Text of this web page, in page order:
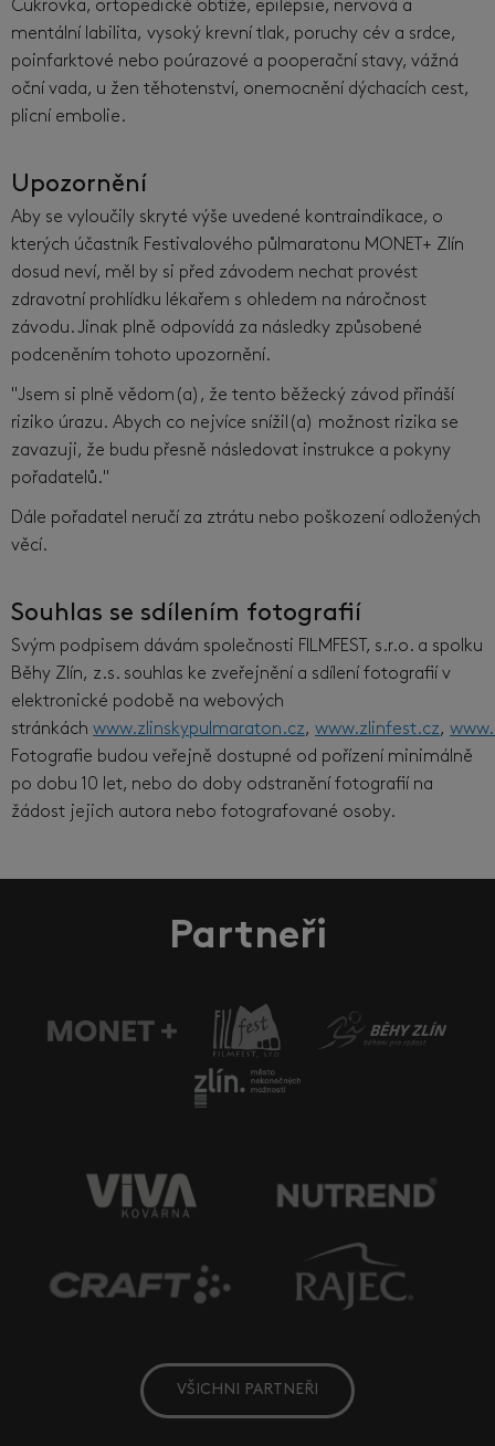
Cukrovka, ortopedické obtíže, epilepsie, nervová a
mentální labilita, vysoký krevní tlak, poruchy cév a srdce,
poinfarktové nebo poúrazové a pooperační stavy, vážná
oční vada, u žen těhotenství, onemocnění dýchacích cest,
plicní embolie.
Upozornění
Aby se vyloučily skryté výše uvedené kontraindikace, o
kterých účastník Festivalového půlmaratonu MONET+ Zlín
dosud neví, měl by si před závodem nechat provést
zdravotní prohlídku lékařem s ohledem na náročnost
závodu. Jinak plně odpovídá za následky způsobené
podceněním tohoto upozornění.
"Jsem si plně vědom(a), že tento běžecký závod přináší
riziko úrazu. Abych co nejvíce snížil(a) možnost rizika se
zavazuji, že budu přesně následovat instrukce a pokyny
pořadatelů."
Dále pořadatel neručí za ztrátu nebo poškození odložených
věcí.
Souhlas se sdílením fotografií
Svým podpisem dávám společnosti FILMFEST, s.r.o. a spolku
Běhy Zlín, z.s. souhlas ke zveřejnění a sdílení fotografií v
elektronické podobě na webových
stránkách www.zlinskypulmaraton.cz, www.zlinfest.cz,
Fotografie budou veřejně dostupné od pořízení minimálně
po dobu 10 let, nebo do doby odstranění fotografií na
žádost jejich autora nebo fotografované osoby.
Partneři
VŠICHNI PARTNEŘI